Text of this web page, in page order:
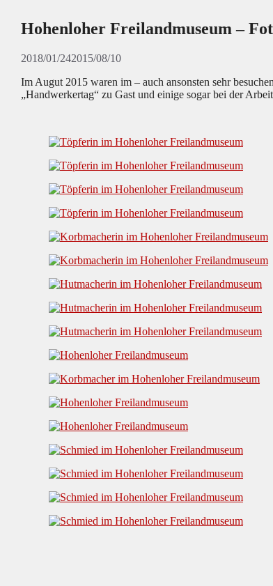
Hohenloher Freilandmuseum –
2018/01/242015/08/10
Im Augut 2015 waren im – auch ansonsten sehr
„Handwerkertag“ zu Gast und einige sogar bei der